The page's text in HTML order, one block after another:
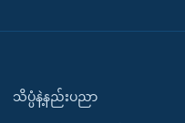
သိပ္ပံနဲ့နည်းပညာ